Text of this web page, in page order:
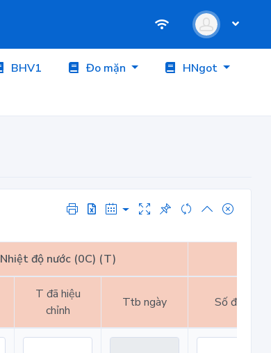
BHV1 Đo mặn
HNgot
Nhiệt độ nước (0C) (T)
T đã hiệu
chỉnh
Ttb ngày Số đọc